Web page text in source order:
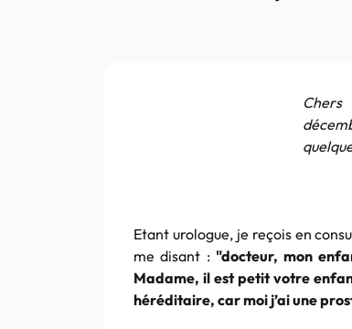
Etant urologue, je reçois en
me disant : "docteur, mon
Madame, il est petit votre
héréditaire, car moi j’ai une